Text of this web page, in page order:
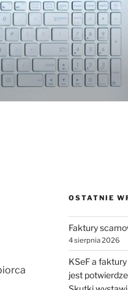
OSTATNIE
Faktury
4 sierpnia 2026
KSeF a
jest